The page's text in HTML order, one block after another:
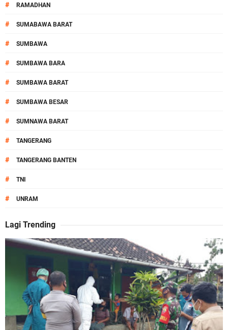
# RAMADHAN
# SUMABAWA BARAT
# SUMBAWA
# SUMBAWA BARA
# SUMBAWA BARAT
# SUMBAWA BESAR
# SUMNAWA BARAT
# TANGERANG
# TANGERANG BANTEN
# TNI
# UNRAM
Lagi Trending